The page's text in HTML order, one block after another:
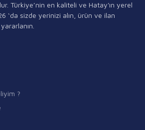
Türkiye’nin en kaliteli ve Hatay'ın yerel
‘da sizde yerinizi alın, ürün ve ilan
?